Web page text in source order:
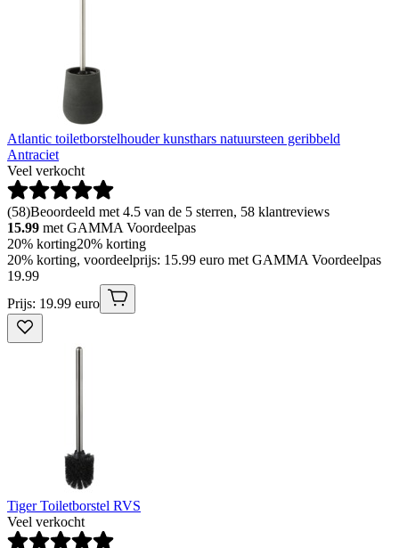
Atlantic toiletborstelhouder kunsthars natuursteen geribbeld
Antraciet
Veel verkocht
(58)Beoordeeld met 4.5 van de 5 sterren, 58 klantreviews
15.99 met GAMMA Voordeelpas
20% korting20% korting
20% korting, voordeelprijs: 15.99 euro met GAMMA Voordeelpas
19.99
Prijs: 19.99 euro
Tiger Toiletborstel RVS
Veel verkocht